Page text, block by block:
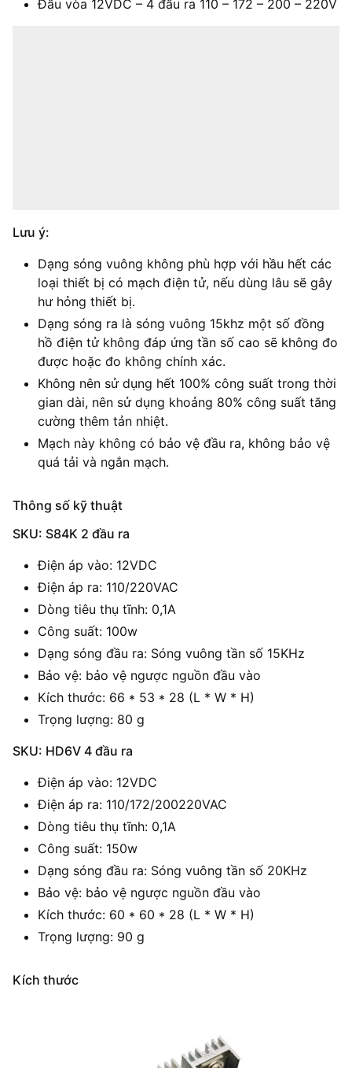
Đầu vòa 12VDC – 4 đầu ra 110 – 172 – 200 – 220V
Lưu ý:
Dạng sóng vuông không phù hợp với hầu hết các
loại thiết bị có mạch điện tử, nếu dùng lâu sẽ gây
hư hỏng thiết bị.
Dạng sóng ra là sóng vuông 15khz một số đồng
hồ điện tử không đáp ứng tần số cao sẽ không đo
được hoặc đo không chính xác.
Không nên sử dụng hết 100% công suất trong thời
gian dài, nên sử dụng khoảng 80% công suất tăng
cường thêm tản nhiệt.
Mạch này không có bảo vệ đầu ra, không bảo vệ
quá tải và ngắn mạch.
Thông số kỹ thuật
SKU: S84K 2 đầu ra
Điện áp vào: 12VDC
Điện áp ra: 110/220VAC
Dòng tiêu thụ tĩnh: 0,1A
Công suất: 100w
Dạng sóng đầu ra: Sóng vuông tần số 15KHz
Bảo vệ: bảo vệ ngược nguồn đầu vào
Kích thước: 66 * 53 * 28 (L * W * H)
Trọng lượng: 80 g
SKU: HD6V 4 đầu ra
Điện áp vào: 12VDC
Điện áp ra: 110/172/200220VAC
Dòng tiêu thụ tĩnh: 0,1A
Công suất: 150w
Dạng sóng đầu ra: Sóng vuông tần số 20KHz
Bảo vệ: bảo vệ ngược nguồn đầu vào
Kích thước: 60 * 60 * 28 (L * W * H)
Trọng lượng: 90 g
Kích thước